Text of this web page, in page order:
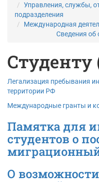
Управления, службы,
подразделения
Международная
Сведения об
Легализация пребывания
территории РФ
Международные гранты и
Памятка для
студентов о
О